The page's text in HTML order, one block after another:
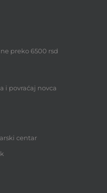
preko 6500 rsd
i povraćaj novca
centar